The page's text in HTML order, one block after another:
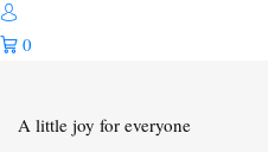
0
A little joy for everyone